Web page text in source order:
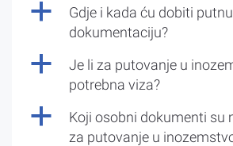
a
Gdje i kada ću dobiti putnu
dokumentaciju?
a
Je li za putovanje u
potrebna viza?
a
Koji osobni dokumenti su
za putovanje u